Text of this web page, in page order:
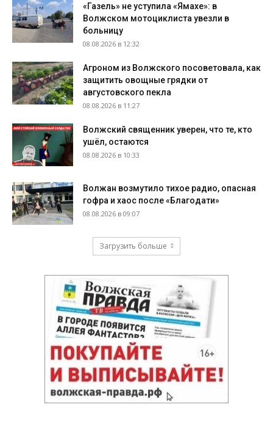
«Газель» не уступила «Ямахе»: в
Волжском мотоциклиста увезли в
больницу
08.08.2026 в 12:32
Агроном из Волжского посоветовала, как
защитить овощные грядки от
августовского пекла
08.08.2026 в 11:27
Волжский священник уверен, что те, кто
ушёл, остаются
08.08.2026 в 10:33
Волжан возмутило тихое радио, опасная
гофра и хаос после «Благодати»
08.08.2026 в 09:07
Загрузить больше